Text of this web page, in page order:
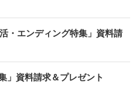
・エンディング特集」資料請
」資料請求＆プレゼント